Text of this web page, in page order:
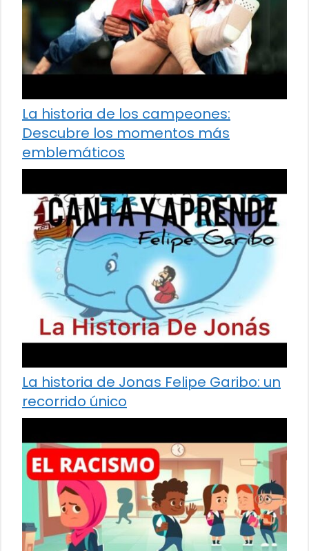
La historia de los campeones:
Descubre los momentos más
emblemáticos
La historia de Jonas Felipe Garibo: un
recorrido único